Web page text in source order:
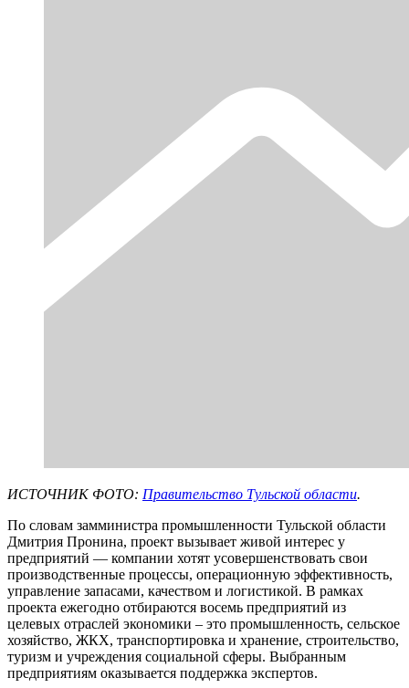
ИСТОЧНИК ФОТО: Правительство Тульской области.
По словам замминистра промышленности Тульской области
Дмитрия Пронина, проект вызывает живой интерес у
предприятий — компании хотят усовершенствовать свои
производственные процессы, операционную эффективность,
управление запасами, качеством и логистикой. В рамках
проекта ежегодно отбираются восемь предприятий из
целевых отраслей экономики – это промышленность, сельское
хозяйство, ЖКХ, транспортировка и хранение, строительство,
туризм и учреждения социальной сферы. Выбранным
предприятиям оказывается поддержка экспертов.